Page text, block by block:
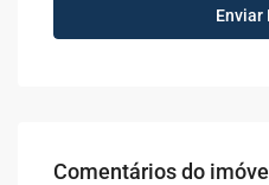
Comentários do imóvel